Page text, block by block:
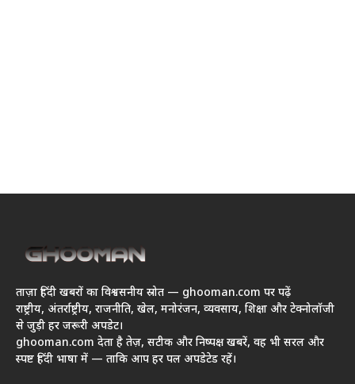
ताज़ा हिंदी खबरों का विश्वसनीय स्रोत — ghooman.com पर पढ़ें
राष्ट्रीय, अंतर्राष्ट्रीय, राजनीति, खेल, मनोरंजन, व्यवसाय, शिक्षा और टेक्नोलॉजी
से जुड़ी हर जरूरी अपडेट।
ghooman.com देता है तेज़, सटीक और निष्पक्ष खबरें, वह भी सरल और
स्पष्ट हिंदी भाषा में — ताकि आप हर पल अपडेटेड रहें।